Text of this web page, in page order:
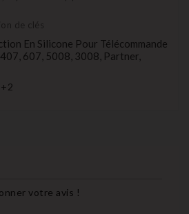
de clés
En Silicone Pour Télécommande
607, 5008, 3008, Partner,
+2
votre avis !